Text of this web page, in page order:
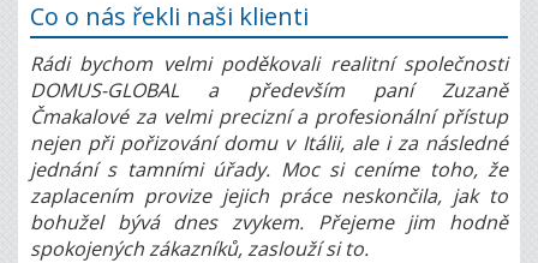
Co o nás řekli naši klienti
Rádi bychom velmi poděkovali realitní společnosti
DOMUS-GLOBAL a především paní Zuzaně
Čmakalové za velmi precizní a profesionální přístup
nejen při pořizování domu v Itálii, ale i za následné
jednání s tamními úřady. Moc si ceníme toho, že
zaplacením provize jejich práce neskončila, jak to
bohužel bývá dnes zvykem. Přejeme jim hodně
spokojených zákazníků, zaslouží si to.